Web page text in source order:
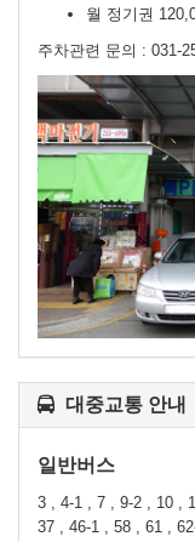
월 정기권
주차관련 문의 : 031-
대중교통 안내
일반버스
3 , 4-1 , 7 , 9-2 , 10 ,
37 , 46-1 , 58 , 61 ,